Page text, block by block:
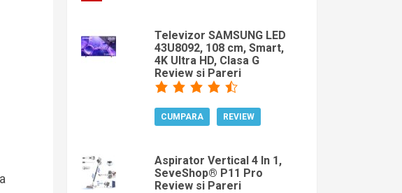
Televizor SAMSUNG LED
43U8092, 108 cm, Smart,
4K Ultra HD, Clasa G
Review si Pareri
CUMPARA REVIEW
Aspirator Vertical 4 In 1,
SeveShop® P11 Pro
Review si Pareri